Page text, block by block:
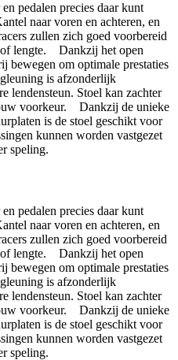
pedalen precies daar kunt
naar voren en achteren, en
zullen zich goed voorbereid
of lengte. Dankzij het open
bewegen om optimale prestaties
is afzonderlijk
lendensteun. Stoel kan zachter
voorkeur. Dankzij de unieke
is de stoel geschikt voor
kunnen worden vastgezet
speling.
pedalen precies daar kunt
naar voren en achteren, en
zullen zich goed voorbereid
of lengte. Dankzij het open
bewegen om optimale prestaties
is afzonderlijk
lendensteun. Stoel kan zachter
voorkeur. Dankzij de unieke
is de stoel geschikt voor
kunnen worden vastgezet
speling.